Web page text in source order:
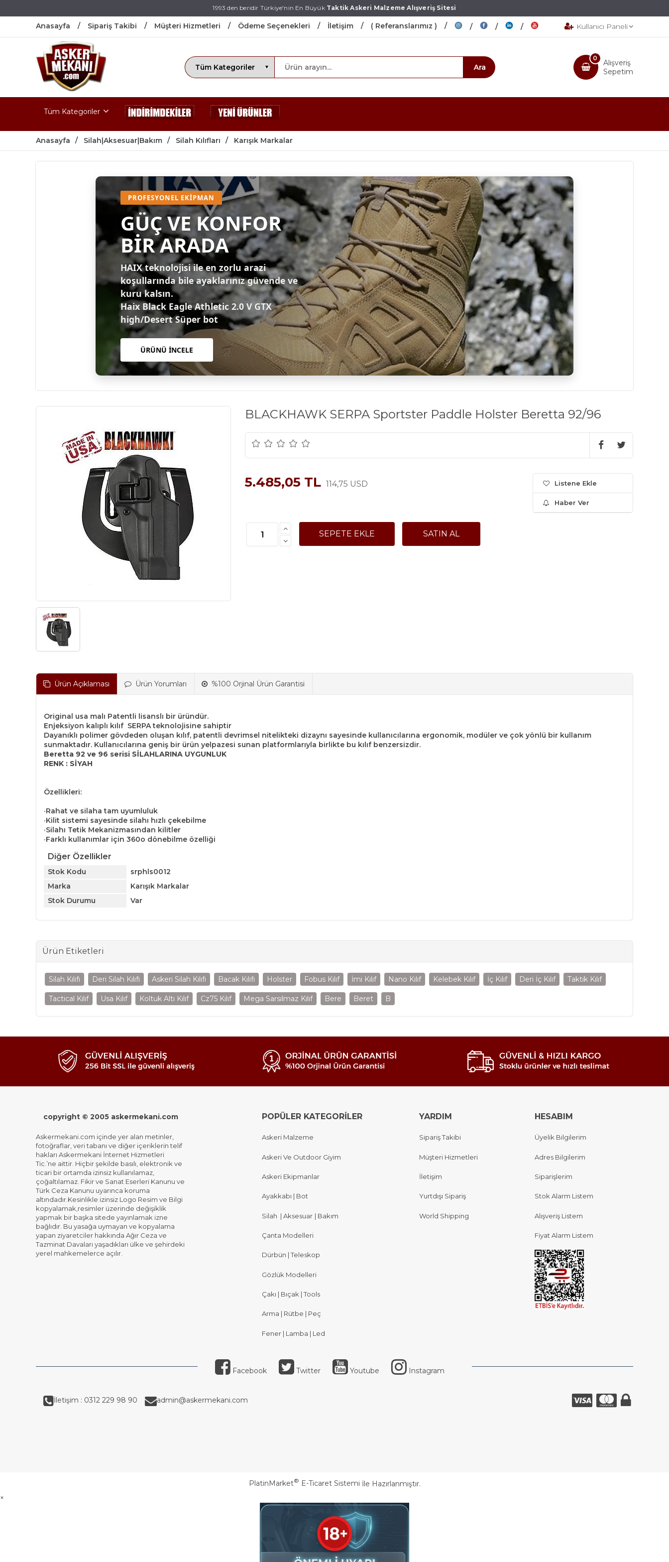
1993 den beridir Türkiye'nin En BüyükTaktik Askeri Malzeme Alışveriş Sitesi
Anasayfa Sipariş Takibi Müşteri Hizmetleri Ödeme Seçenekleri İletişim ( Referanslarımız ) Kullanıcı Paneli
Alışveriş
Sepetim
0
Tüm Kategoriler
Anasayfa Silah|Aksesuar|Bakım Silah Kılıfları Karışık Markalar
PROFESYONEL EKIPMAN
GÜÇ VE KONFOR
BİR ARADA
HAIX teknolojisi ile en zorlu arazi
koşullarında bile ayaklarınız güvende ve
kuru kalsın.
Haix Black Eagle Athletic 2.0 V GTX
high/Desert Süper bot
ÜRÜNÜ İNCELE
BLACKHAWK SERPA Sportster Paddle Holster Beretta 92/96
5.485,05 TL 114,75 USD Listene Ekle
Haber Ver
Ürün Açıklaması Ürün Yorumları %100 Orjinal Ürün Garantisi
Original usa malı Patentli lisanslı bir üründür.
Enjeksiyon kalıplı kılıf SERPA teknolojisine sahiptir
Dayanıklı polimer gövdeden oluşan kılıf, patentli devrimsel nitelikteki dizaynı sayesinde kullanıcılarına ergonomik, modüler ve çok yönlü bir kullanım
sunmaktadır. Kullanıcılarına geniş bir ürün yelpazesi sunan platformlarıyla birlikte bu kılıf benzersizdir.
Beretta 92 ve 96 serisi SİLAHLARINA UYGUNLUK
RENK : SİYAH
Özellikleri:
·Rahat ve silaha tam uyumluluk
·Kilit sistemi sayesinde silahı hızlı çekebilme
·Silahı Tetik Mekanizmasından kilitler
·Farklı kullanımlar için 360o dönebilme özelliği
Diğer Özellikler
Stok Kodu
srphls0012
Marka
Karışık Markalar
Stok Durumu
Var
Ürün Etiketleri
Silah Kılıfı Deri Silah Kılıfı Askeri Silah Kılıfı Bacak Kılıfı Holster Fobus Kılıf İmi Kılıf Nano Kılıf Kelebek Kılıf İç Kılıf Deri İç Kılıf Taktik Kılıf
Tactical Kılıf Usa Kılıf Koltuk Altı Kılıf Cz75 Kılıf Mega Sarsılmaz Kılıf Bere Beret B
copyright © 2005 askermekani.com
Askermekani.com içinde yer alan metinler,
fotoğraflar, veri tabanı ve diğer içeriklerin telif
hakları Askermekani İnternet Hizmetleri
Tic.’ne aittir. Hiçbir şekilde basılı, elektronik ve
ticari bir ortamda izinsiz kullanılamaz,
çoğaltılamaz. Fikir ve Sanat Eserleri Kanunu ve
Türk Ceza Kanunu uyarınca koruma
altındadır.Kesinlikle izinsiz Logo Resim ve Bilgi
kopyalamak,resimler üzerinde değişiklik
yapmak bir başka sitede yayınlamak izne
bağlıdır. Bu yasağa uymayan ve kopyalama
yapan ziyaretciler hakkında Ağır Ceza ve
Tazminat Davaları yaşadıkları ülke ve şehirdeki
yerel mahkemelerce açılır.
POPÜLER KATEGORİLER
Askeri Malzeme
Askeri Ve Outdoor Giyim
Askeri Ekipmanlar
Ayakkabı | Bot
Silah | Aksesuar | Bakım
Çanta Modelleri
Dürbün | Teleskop
Gözlük Modelleri
Çakı | Bıçak | Tools
Arma | Rütbe | Peç
Fener | Lamba | Led
YARDIM
Sipariş Takibi
Müşteri Hizmetleri
İletişim
Yurtdışı Sipariş
World Shipping
HESABIM
Üyelik Bilgilerim
Adres Bilgilerim
Siparişlerim
Stok Alarm Listem
Alışveriş Listem
Fiyat Alarm Listem
Facebook Twitter Youtube Instagram
İletişim : 0312 229 98 90 admin@askermekani.com
PlatinMarket® E-Ticaret Sistemi İle Hazırlanmıştır.
×